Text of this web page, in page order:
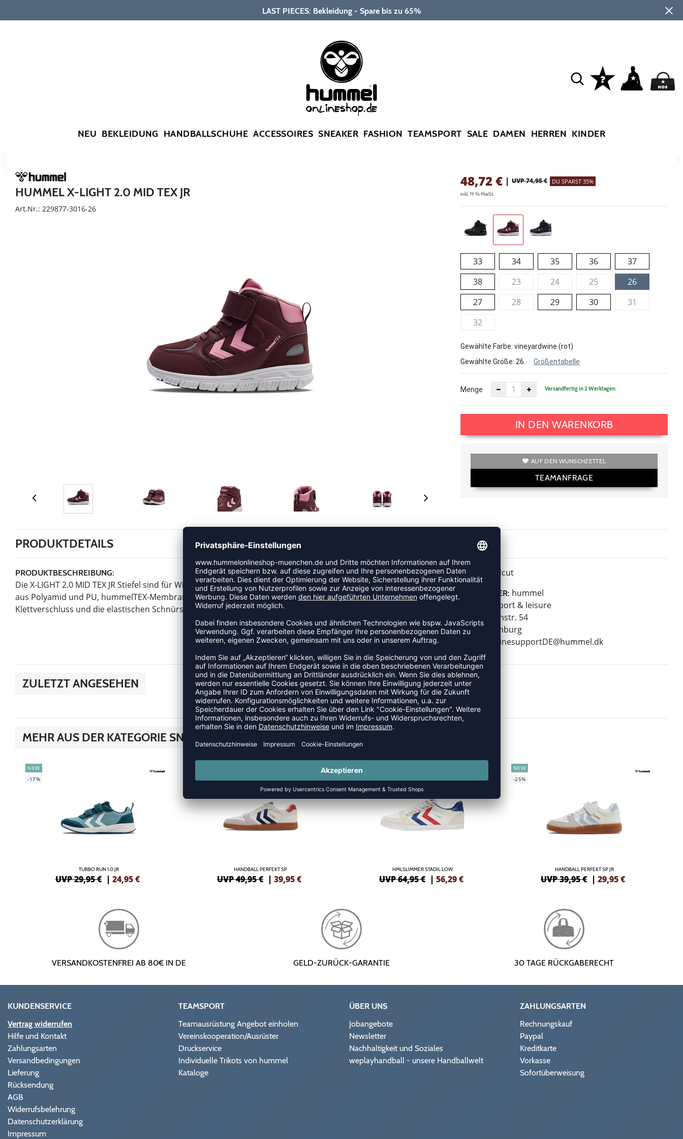
LAST PIECES: Bekleidung - Spare bis zu 65%
NEU BEKLEIDUNG HANDBALLSCHUHE ACCESSOIRES SNEAKER FASHION TEAMSPORT SALE DAMEN HERREN KINDER
HUMMEL X-LIGHT 2.0 MID TEX JR
Art.Nr.: 229877-3016-26
48,72€ | UVP 74,95 € DU SPARST 35%
inkl. 19 % MwSt.
33 34 35 36
37
38
23 24 25
26
27
28 29 30
31
32
Gewählte Farbe: vineyardwine (rot)
Gewählte Größe: 26 Größentabelle
Menge Versandfertig in 2 Werktagen
IN DEN WARENKORB
AUF DEN WUNSCHZETTEL
TEAMANFRAGE
PRODUKTDETAILS
PRODUKTBESCHREIBUNG:
Die X-LIGHT 2.0 MID TEX JR Stiefel sind für Winterabenteuer gemacht. Mit einem strapazierfähigen Obermaterial
aus Polyamid und PU, hummelTEX-Membran und warmem Futter bieten sie Komfort und Schutz. Der
Klettverschluss und die elastischen Schnürsenkel machen sie kinderfreundlich.
HÖHE: Midcut
HERSTELLER: hummel
hummel sport & leisure
Leverkusenstr. 54
22761 Hamburg
onlinesupportDE@hummel.dk
ZULETZT ANGESEHEN
MEHR AUS DER KATEGORIE SNEAKER
NEW
-17%
TURBO RUN 1.0 JR
UVP 29,95 € | 24,95€
-20%
HANDBALL PERFEKT SP
UVP 49,95 € |39,95€
SALE
-13%
HMLSLIMMER STADIL LOW
UVP 64,95 € | 56,29€
NEW
-25%
HANDBALL PERFEKT SP JR
UVP 39,95 € |29,95€
VERSANDKOSTENFREI AB 80€ IN DE GELD-ZURÜCK-GARANTIE 30 TAGE RÜCKGABERECHT
KUNDENSERVICE
Vertrag widerrufen
Hilfe und Kontakt
Zahlungsarten
Versandbedingungen
Lieferung
Rücksendung
AGB
Widerrufsbelehrung
Datenschutzerklärung
Impressum
TEAMSPORT
Teamausrüstung Angebot einholen
Vereinskooperation/Ausrüster
Druckservice
Individuelle Trikots von hummel
Kataloge
ÜBER UNS
Jobangebote
Newsletter
Nachhaltigkeit und Soziales
weplayhandball - unsere Handballwelt
ZAHLUNGSARTEN
Rechnungskauf
Paypal
Kreditkarte
Vorkasse
Sofortüberweisung